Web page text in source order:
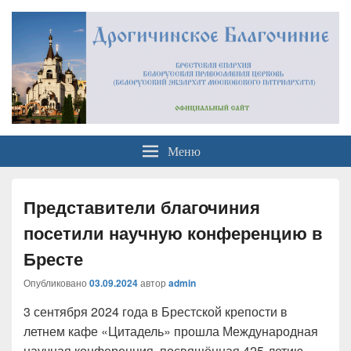
Официальный сайт
Дрогичинского благочиния
Меню
Представители благочиния
посетили научную конференцию в
Бресте
Опубликовано 03.09.2024автор admin
3 сентября 2024 года в Брестской крепости в
летнем кафе «Цитадель» прошла Международная